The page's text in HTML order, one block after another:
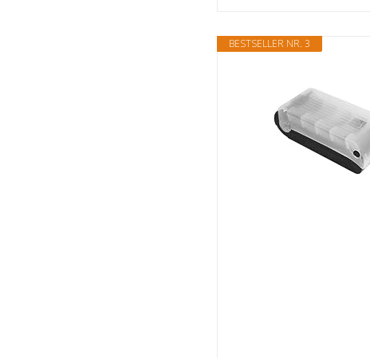
BESTSELLER NR. 3